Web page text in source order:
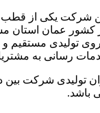
شرکت یکی از قطب
رسانی به
تولیدی شرکت بین
باشد.